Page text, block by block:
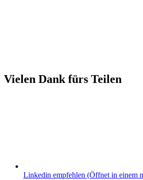
Vielen Dank fürs Teilen
Linkedin empfehlen (Öffnet in einem